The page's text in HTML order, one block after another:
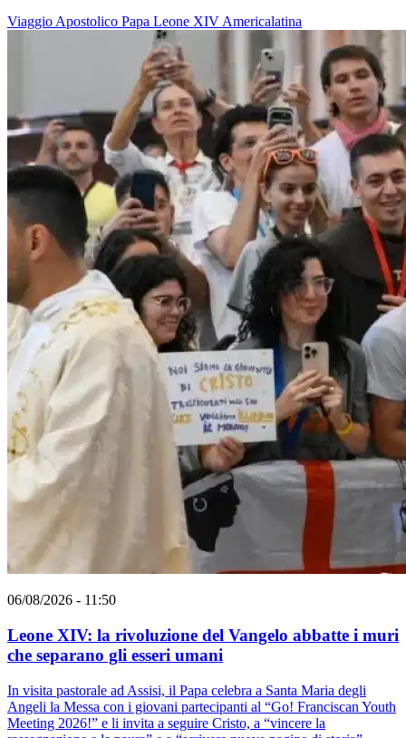
Viaggio Apostolico Papa Leone XIV Americalatina
06/08/2026 - 11:50
Leone XIV: la rivoluzione del Vangelo abbatte i muri
che separano gli esseri umani
In visita pastorale ad Assisi, il Papa celebra a Santa Maria degli
Angeli la Messa con i giovani partecipanti al “Go! Franciscan Youth
Meeting 2026!” e li invita a seguire Cristo, a “vincere la